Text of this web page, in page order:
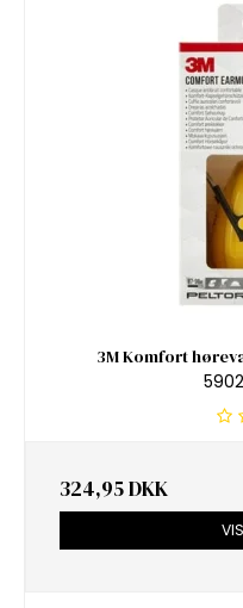
3M Komfort
324,95 DKK